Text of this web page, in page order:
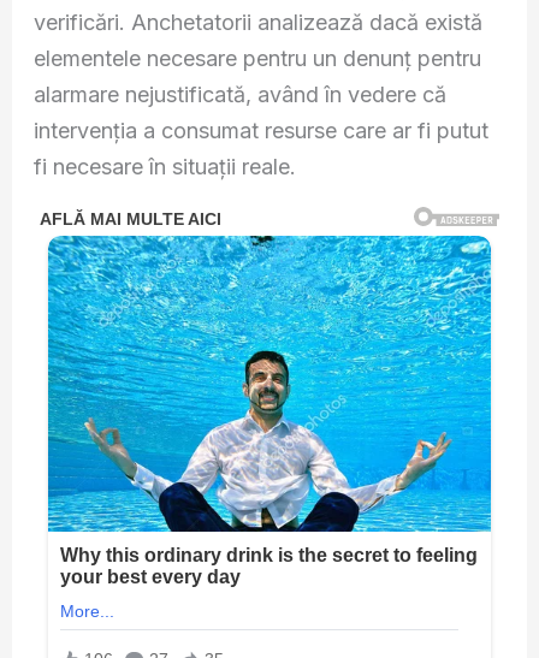
verificări. Anchetatorii analizează dacă există
elementele necesare pentru un denunț pentru
alarmare nejustificată, având în vedere că
intervenția a consumat resurse care ar fi putut
fi necesare în situații reale.